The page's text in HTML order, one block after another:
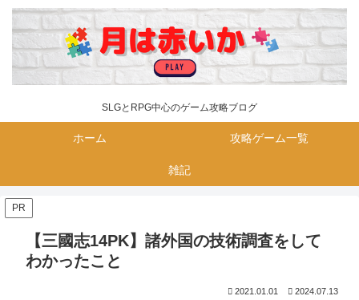
SLGとRPG中心のゲーム攻略ブログ
ホーム 攻略ゲーム一覧
雑記
PR
【三國志14PK】諸外国の技術調査をして
わかったこと
2021.01.01 2024.07.13